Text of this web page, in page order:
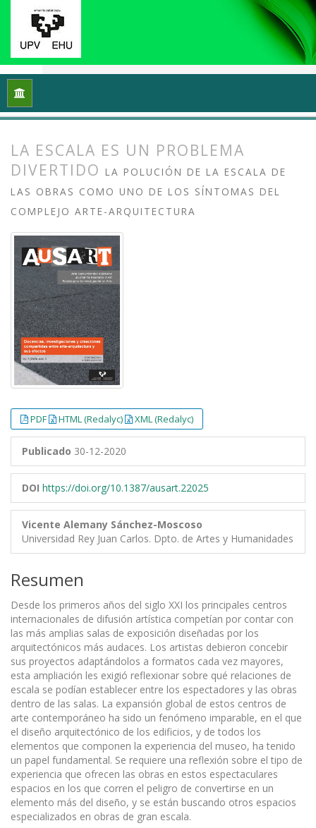
Inicio
LA ESCALA ES UN PROBLEMA
DIVERTIDO LA POLUCIÓN DE LA ESCALA DE
LAS OBRAS COMO UNO DE LOS SÍNTOMAS DEL
COMPLEJO ARTE-ARQUITECTURA
PDF HTML (Redalyc) XML (Redalyc)
Publicado 30-12-2020
DOI https://doi.org/10.1387/ausart.22025
Vicente Alemany Sánchez-Moscoso
Universidad Rey Juan Carlos. Dpto. de Artes y Humanidades
Resumen
Desde los primeros años del siglo XXI los principales centros
internacionales de difusión artística competían por contar con
las más amplias salas de exposición diseñadas por los
arquitectónicos más audaces. Los artistas debieron concebir
sus proyectos adaptándolos a formatos cada vez mayores,
esta ampliación les exigió reflexionar sobre qué relaciones de
escala se podían establecer entre los espectadores y las obras
dentro de las salas. La expansión global de estos centros de
arte contemporáneo ha sido un fenómeno imparable, en el que
el diseño arquitectónico de los edificios, y de todos los
elementos que componen la experiencia del museo, ha tenido
un papel fundamental. Se requiere una reflexión sobre el tipo de
experiencia que ofrecen las obras en estos espectaculares
espacios en los que corren el peligro de convertirse en un
elemento más del diseño, y se están buscando otros espacios
especializados en obras de gran escala.